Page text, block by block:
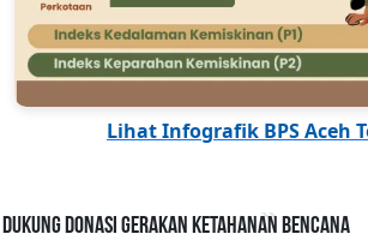
Lihat Infografik BPS Aceh
Dukung Donasi Gerakan Ketahanan Bencana